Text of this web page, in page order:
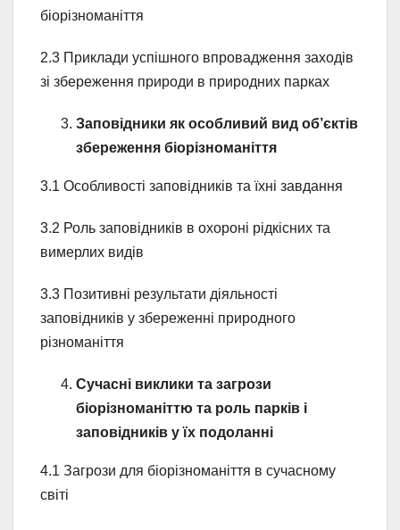
біорізноманіття
2.3 Приклади успішного впровадження заходів
зі збереження природи в природних парках
Заповідники як особливий вид об’єктів
збереження біорізноманіття
3.1 Особливості заповідників та їхні завдання
3.2 Роль заповідників в охороні рідкісних та
вимерлих видів
3.3 Позитивні результати діяльності
заповідників у збереженні природного
різноманіття
Сучасні виклики та загрози
біорізноманіттю та роль парків і
заповідників у їх подоланні
4.1 Загрози для біорізноманіття в сучасному
світі